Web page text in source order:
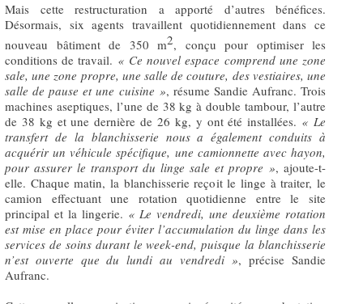
Mais cette restructuration a apporté d’autres bénéfices.
Désormais, six agents travaillent quotidiennement dans ce
nouveau bâtiment de 350 m2, conçu pour optimiser les
conditions de travail. « Ce nouvel espace comprend une zone
sale, une zone propre, une salle de couture, des vestiaires, une
salle de pause et une cuisine », résume Sandie Aufranc. Trois
machines aseptiques, l’une de 38 kg à double tambour, l’autre
de 38 kg et une dernière de 26 kg, y ont été installées. «Le
transfert de la blanchisserie nous a également conduits à
acquérir un véhicule spécifique, une camionnette avec hayon,
pour assurer le transport du linge sale et propre », ajoute-t-
elle. Chaque matin, la blanchisserie reçoit le linge à traiter, le
camion effectuant une rotation quotidienne entre le site
principal et la lingerie. «Le vendredi, une deuxième rotation
est mise en place pour éviter l’accumulation du linge dans les
services de soins durant le week-end, puisque la blanchisserie
n’est ouverte que du lundi au vendredi », précise Sandie
Aufranc.